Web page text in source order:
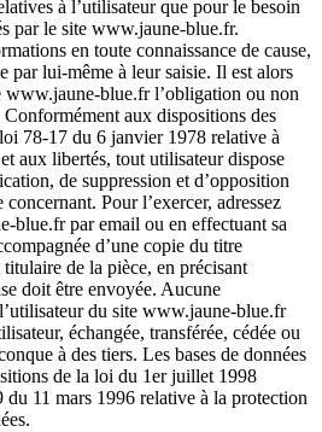
à l’utilisateur que pour le besoin
par le site www.jaune-blue.fr.
en toute connaissance de cause,
par lui-même à leur saisie. Il est alors
www.jaune-blue.fr l’obligation ou non
aux dispositions des
78-17 du 6 janvier 1978 relative à
aux libertés, tout utilisateur dispose
de suppression et d’opposition
Pour l’exercer, adressez
blue.fr par email ou en effectuant sa
d’une copie du titre
de la pièce, en précisant
doit être envoyée. Aucune
du site www.jaune-blue.fr
échangée, transférée, cédée ou
à des tiers. Les bases de données
de la loi du 1er juillet 1998
11 mars 1996 relative à la protection